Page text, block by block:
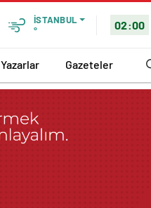
İSTANBUL
°
02:00
Yazarlar Gazeteler